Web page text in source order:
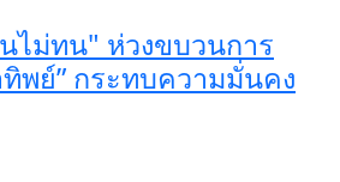
ไม่ทน" ห่วงขบวนการ
พย์” กระทบความมั่นคง